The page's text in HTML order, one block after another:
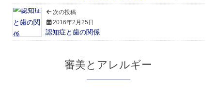
次の投稿
2016年2月25日
認知症と歯の関係
審美とアレルギー